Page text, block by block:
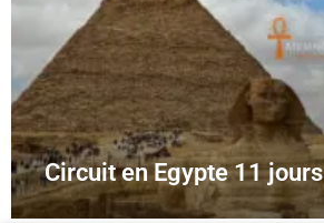
Circuit en Egypte 11 jours